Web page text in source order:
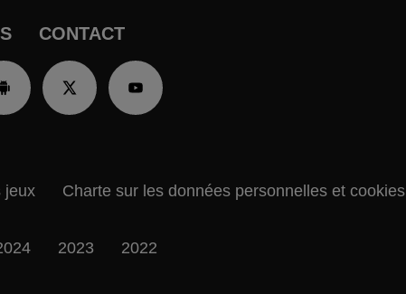
CONTACT
jeux Charte sur les données personnelles et cookies
2023 2022